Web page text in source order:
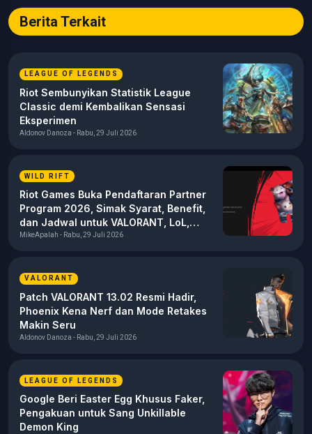
Berita Terkait
LEAGUE OF LEGENDS
Riot Sembunyikan Statistik League
Classic demi Kembalikan Sensasi
Eksperimen
Aldonov Danoza - Rabu, 29 Juli 2026
WILD RIFT
Riot Games Buka Pendaftaran Partner
Program 2026, Simak Syarat, Benefit,
dan Jadwal untuk VALORANT, LoL,
serta TFT
MikeApalah - Rabu, 29 Juli 2026
VALORANT
Patch VALORANT 13.02 Resmi Hadir,
Phoenix Kena Nerf dan Mode Retakes
Makin Seru
Aldonov Danoza - Rabu, 29 Juli 2026
LEAGUE OF LEGENDS
Google Beri Easter Egg Khusus Faker,
Pengakuan untuk Sang Unkillable
Demon King